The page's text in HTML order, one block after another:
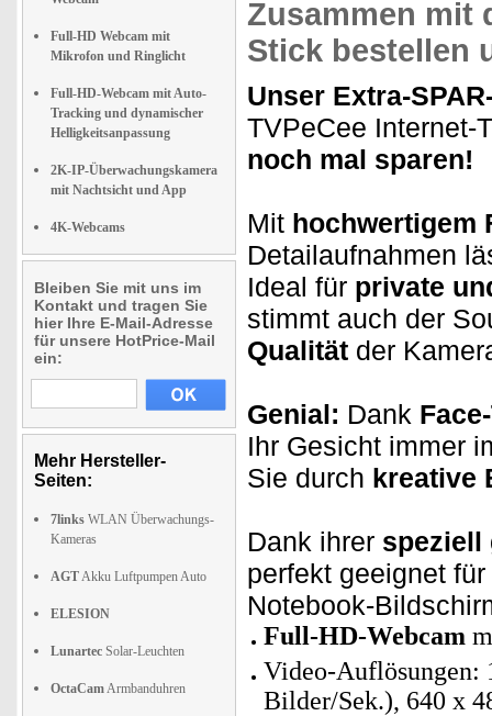
Full-HD Webcam mit
Mikrofon und Ringlicht
Full-HD-Webcam mit Auto-
Tracking und dynamischer
Helligkeitsanpassung
2K-IP-Überwachungskamera
mit Nachtsicht und App
4K-Webcams
Bleiben Sie mit uns im
Kontakt und tragen Sie
hier Ihre E-Mail-Adresse
für unsere HotPrice-Mail
ein:
Mehr Hersteller-
Seiten:
7links WLAN Überwachungs-
Kameras
AGTAkku Luftpumpen Auto
ELESION
Lunartec Solar-Leuchten
OctaCamArmbanduhren
Zusammen mit
Stick bestellen
Unser Extra-
TVPeCee Internet-
noch mal sparen!
Mit hochwertigem
Detailaufnahmen
Ideal für private
stimmt auch der
Qualität der
Genial: Dank
Ihr Gesicht immer
Sie durch kreative
Dank ihrer speziell
perfekt geeignet
Notebook-
Full-HD-Webcam
Video-Auflösungen:
Bilder/Sek.), 640 x